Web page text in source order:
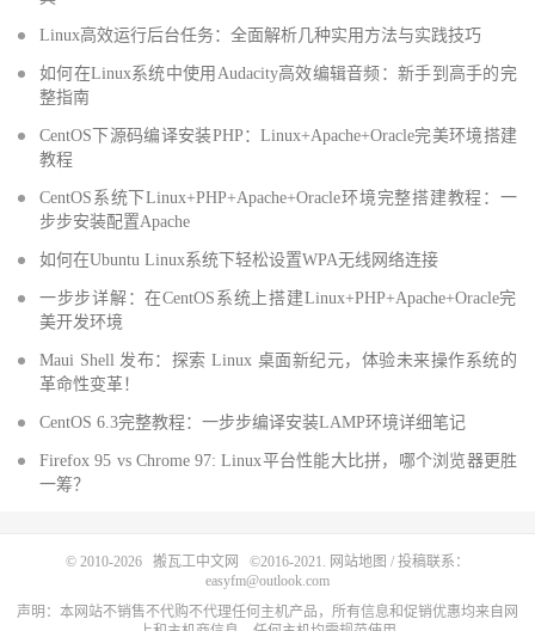
Linux高效运行后台任务：全面解析几种实用方法与实践技巧
如何在Linux系统中使用Audacity高效编辑音频：新手到高手的完
整指南
CentOS下源码编译安装PHP：Linux+Apache+Oracle完美环境搭建
教程
CentOS系统下Linux+PHP+Apache+Oracle环境完整搭建教程：一
步步安装配置Apache
如何在Ubuntu Linux系统下轻松设置WPA无线网络连接
一步步详解：在CentOS系统上搭建Linux+PHP+Apache+Oracle完
美开发环境
Maui Shell 发布：探索 Linux 桌面新纪元，体验未来操作系统的
革命性变革！
CentOS 6.3完整教程：一步步编译安装LAMP环境详细笔记
Firefox 95 vs Chrome 97: Linux平台性能大比拼，哪个浏览器更胜
一筹？
© 2010-2026 搬瓦工中文网 ©2016-2021. 网站地图 / 投稿联系：
easyfm@outlook.com
声明：本网站不销售不代购不代理任何主机产品，所有信息和促销优惠均来自网